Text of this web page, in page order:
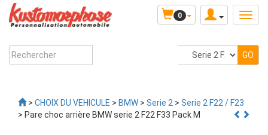
0
> CHOIX DU VEHICULE > BMW > Serie 2 > Serie 2 F22 / F23
> Pare choc arrière BMW serie 2 F22 F33 Pack M